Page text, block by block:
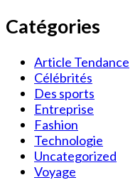
Catégories
Article Tendance
Célébrités
Des sports
Entreprise
Fashion
Technologie
Uncategorized
Voyage